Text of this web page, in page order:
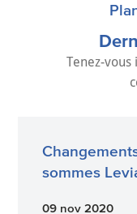
Tenez-
sommes
09 nov 2020